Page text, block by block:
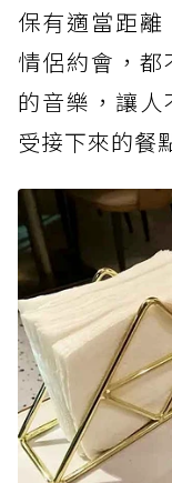
保有適當距
情侶約會，
的音樂，讓
受接下來的餐